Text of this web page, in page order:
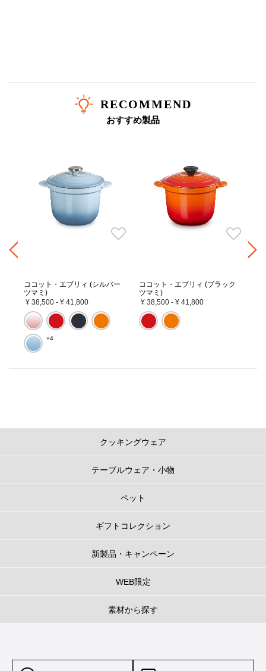
RECOMMEND
おすすめ製品
ココット・エブリィ (シルバー
ツマミ)
¥ 38,500 - ¥ 41,800
+4
ココット・エブリィ (ブラック
ツマミ)
¥ 38,500 - ¥ 41,800
クッキングウェア
テーブルウェア・小物
ペット
ギフトコレクション
新製品・キャンペーン
WEB限定
素材から探す